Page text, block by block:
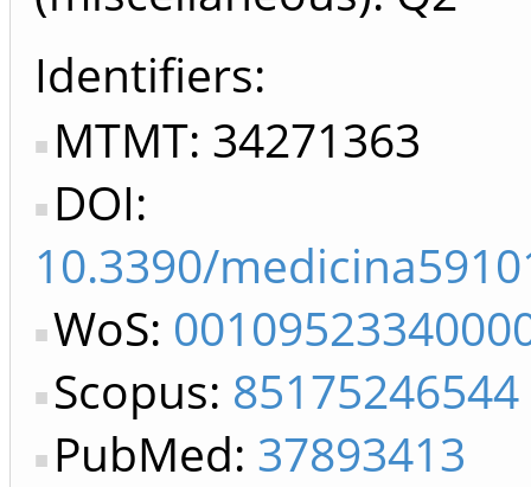
Identifiers
MTMT: 34271363
DOI:
10.3390/
WoS:
Scopus: 85175246544
PubMed: 37893413